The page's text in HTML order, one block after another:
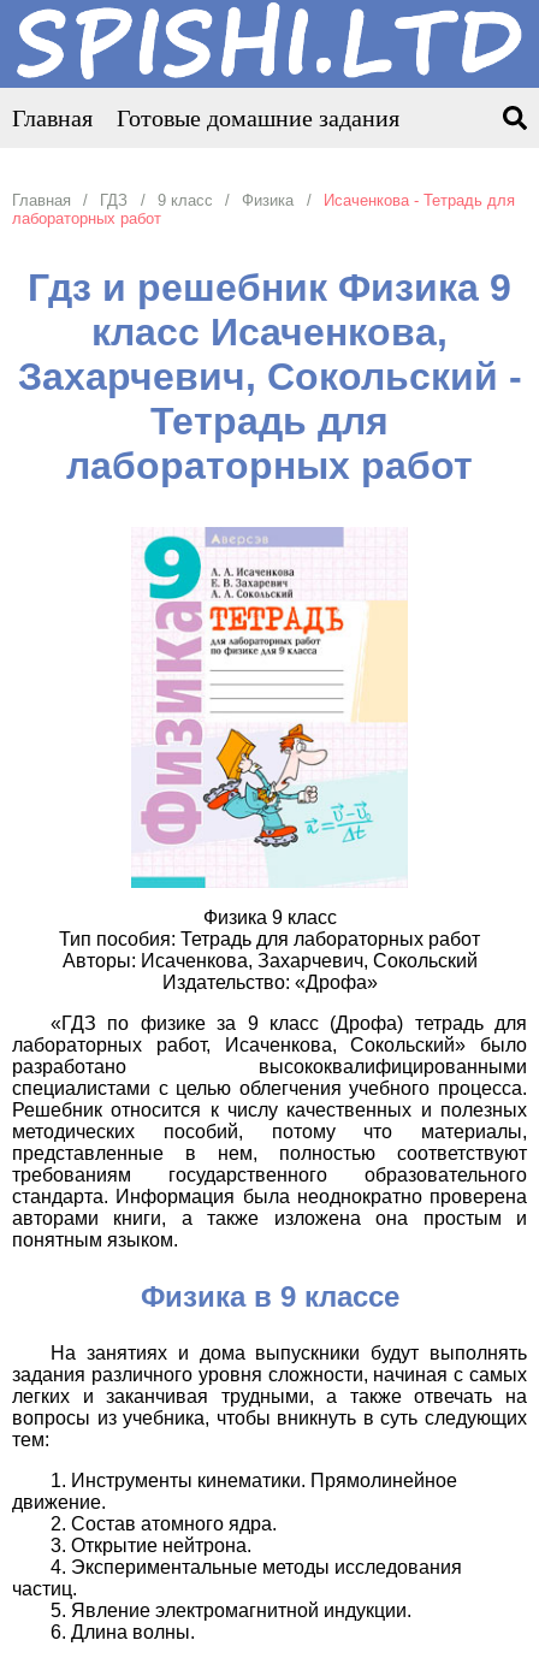
Главная Готовые домашние задания
Главная ГДЗ 9 класс Физика
Исаченкова - Тетрадь для
лабораторных работ
Гдз и решебник Физика 9
класс Исаченкова,
Захарчевич, Сокольский -
Тетрадь для
лабораторных работ
Физика 9 класс
Тип пособия: Тетрадь для лабораторных работ
Авторы: Исаченкова, Захарчевич, Сокольский
Издательство: «Дрофа»
«ГДЗ по физике за 9 класс (Дрофа) тетрадь для
лабораторных работ, Исаченкова, Сокольский» было
разработано высококвалифицированными
специалистами с целью облегчения учебного процесса.
Решебник относится к числу качественных и полезных
методических пособий, потому что материалы,
представленные в нем, полностью соответствуют
требованиям государственного образовательного
стандарта. Информация была неоднократно проверена
авторами книги, а также изложена она простым и
понятным языком.
Физика в 9 классе
На занятиях и дома выпускники будут выполнять
задания различного уровня сложности, начиная с самых
легких и заканчивая трудными, а также отвечать на
вопросы из учебника, чтобы вникнуть в суть следующих
тем:
Инструменты кинематики. Прямолинейное
движение.
Состав атомного ядра.
Открытие нейтрона.
Экспериментальные методы исследования
частиц.
Явление электромагнитной индукции.
Длина волны.